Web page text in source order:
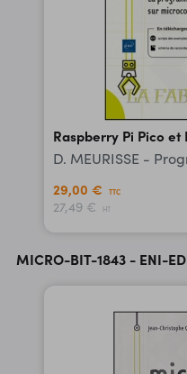
Raspberry Pi Pico et
D. MEURISSE -
29,00 €
TTC
27,49 € HT
MICRO-BIT-1843 - ENI-